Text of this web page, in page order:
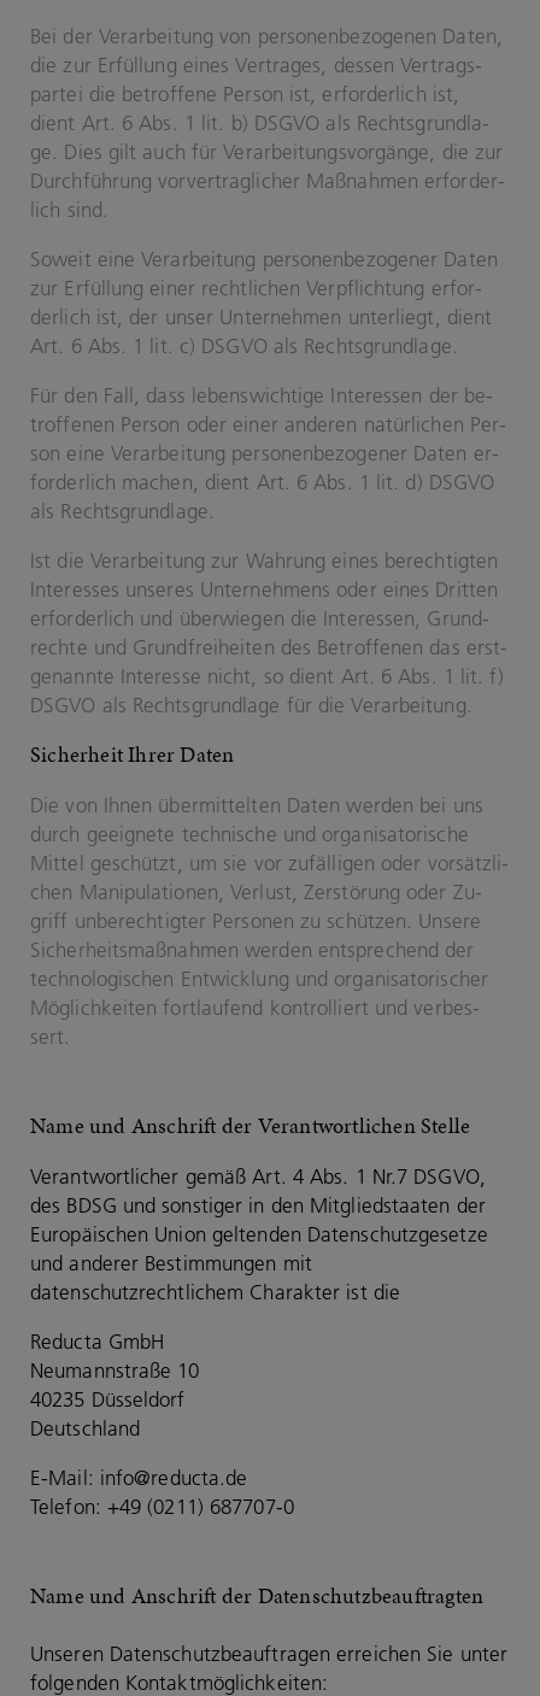
Bei der Ver­ar­bei­tung von per­so­nen­be­zo­ge­nen Daten,
die zur Er­fül­lung eines Ver­tra­ges, des­sen Ver­trags­
par­tei die be­trof­fe­ne Per­son ist, er­for­der­lich ist,
dient Art. 6 Abs. 1 lit. b) DSGVO als Rechts­grund­la­
ge. Dies gilt auch für Ver­ar­bei­tungs­vor­gän­ge, die zur
Durch­füh­rung vor­ver­trag­li­cher Maß­nah­men er­for­der­
lich sind.
So­weit eine Ver­ar­bei­tung per­so­nen­be­zo­ge­ner Daten
zur Er­fül­lung einer recht­li­chen Ver­pflich­tung er­for­
der­lich ist, der unser Un­ter­neh­men un­ter­liegt, dient
Art. 6 Abs. 1 lit. c) DSGVO als Rechts­grund­la­ge.
Für den Fall, dass le­bens­wich­ti­ge In­ter­es­sen der be­
trof­fe­nen Per­son oder einer an­de­ren na­tür­li­chen Per­
son eine Ver­ar­bei­tung per­so­nen­be­zo­ge­ner Daten er­
for­der­lich ma­chen, dient Art. 6 Abs. 1 lit. d) DSGVO
als Rechts­grund­la­ge.
Ist die Ver­ar­bei­tung zur Wah­rung eines be­rech­tig­ten
In­ter­es­ses un­se­res Un­ter­neh­mens oder eines Drit­ten
er­for­der­lich und über­wie­gen die In­ter­es­sen, Grund­
rech­te und Grund­frei­hei­ten des Be­trof­fe­nen das erst­
ge­nann­te In­ter­es­se nicht, so dient Art. 6 Abs. 1 lit. f)
DSGVO als Rechts­grund­la­ge für die Ver­ar­bei­tung.
Si­cher­heit Ihrer Daten
Die von Ihnen über­mit­tel­ten Daten wer­den bei uns
durch ge­eig­ne­te tech­ni­sche und or­ga­ni­sa­to­ri­sche
Mit­tel ge­schützt, um sie vor zu­fäl­li­gen oder vor­sätz­li­
chen Ma­ni­pu­la­tio­nen, Ver­lust, Zer­stö­rung oder Zu­
griff un­be­rech­tig­ter Per­so­nen zu schüt­zen. Un­se­re
Si­cher­heits­maß­nah­men wer­den ent­spre­chend der
tech­no­lo­gi­schen Ent­wick­lung und or­ga­ni­sa­to­ri­scher
Mög­lich­kei­ten fort­lau­fend kon­trol­liert und ver­bes­
sert.
Name und Anschrift der Verantwortlichen Stelle
Verantwortlicher gemäß Art. 4 Abs. 1 Nr.7 DSGVO,
des BDSG und sonstiger in den Mitgliedstaaten der
Europäischen Union geltenden Datenschutzgesetze
und anderer Bestimmungen mit
datenschutzrechtlichem Charakter ist die
Reducta GmbH
Neumannstraße 10
40235 Düsseldorf
Deutschland
E-Mail: info@reducta.de
Telefon: +49 (0211) 687707-​0
Name und Anschrift der Datenschutzbeauftragten
Unseren Datenschutzbeauftragen erreichen Sie unter
folgenden Kontaktmöglichkeiten: